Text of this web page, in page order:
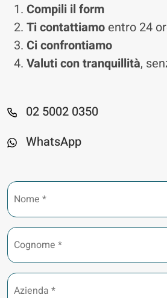
Compili il form
Ti contattiamo entro 24
Ci confrontiamo
Valuti con tranquillità,
02 5002 0350
WhatsApp
Nome
Cognome
Azienda